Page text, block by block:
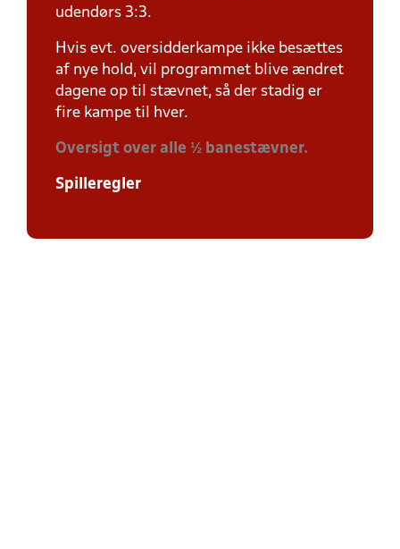
udendørs 3:3.
Hvis evt. oversidderkampe ikke besættes
af nye hold, vil programmet blive ændret
dagene op til stævnet, så der stadig er
fire kampe til hver.
Oversigt over alle ½ banestævner.
Spilleregler